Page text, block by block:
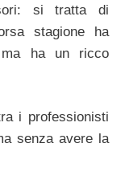
si tratta di
stagione ha
ha un ricco
i professionisti
senza avere la